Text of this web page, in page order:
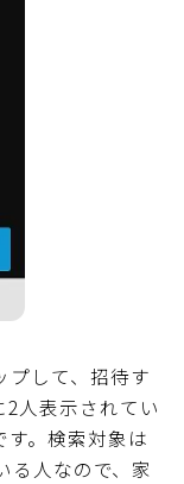
プして、招待す
人表示されてい
す。検索対象は
る人なので、家